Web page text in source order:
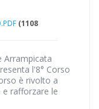
(1108
Arrampicata
l'8° Corso
è rivolto a
e rafforzare le